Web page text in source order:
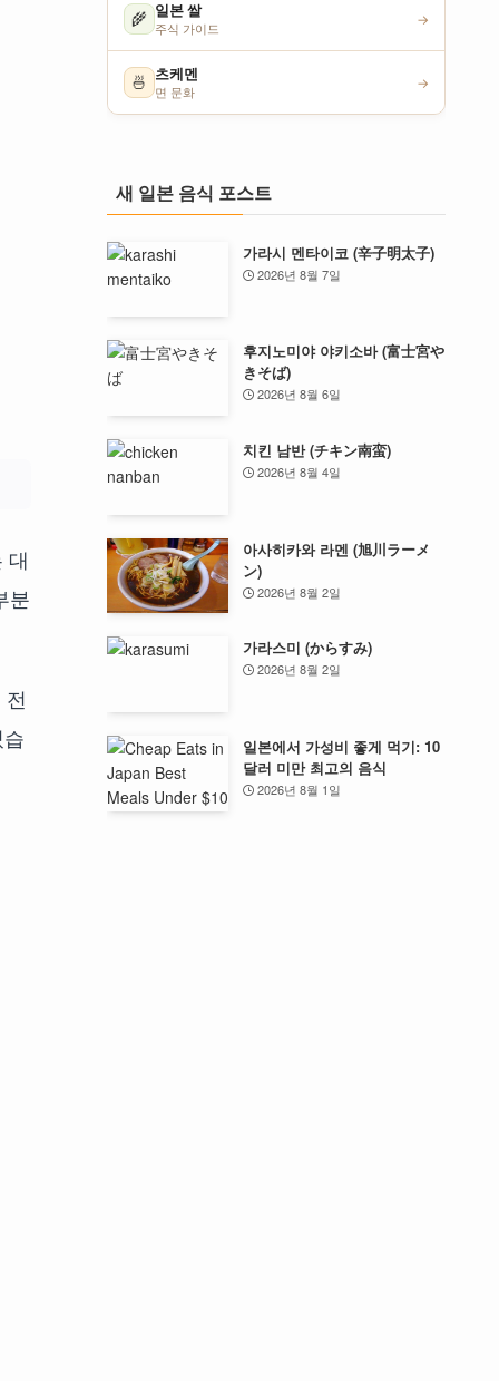
대
분
🌾 일본 쌀
주식 가이드
→
🍜 츠케멘
면 문화
→
새 일본 음식 포스트
가라시 멘타이코 (辛子明太子)
2026년 8월 7일
후지노미야 야키소바 (富士宮や
きそば)
2026년 8월 6일
치킨 남반 (チキン南蛮)
2026년 8월 4일
아사히카와 라멘 (旭川ラーメ
ン)
2026년 8월 2일
가라스미 (からすみ)
2026년 8월 2일
일본에서 가성비 좋게 먹기: 10
달러 미만 최고의 음식
2026년 8월 1일